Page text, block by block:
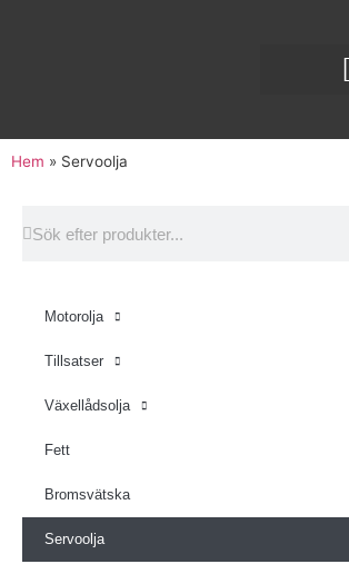
Hem » Servoolja
Motorolja
Tillsatser
Växellådsolja
Fett
Bromsvätska
Servoolja